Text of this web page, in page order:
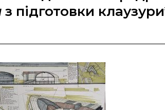
з підготовки